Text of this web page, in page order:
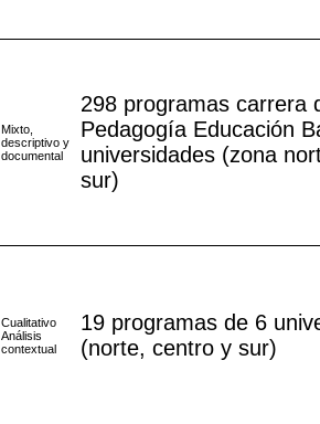
Mixto,
descriptivo y
documental
298 programas carrera
Pedagogía Educación
universidades (zona
sur)
Cualitativo
Análisis
contextual
19 programas de 6
(norte, centro y sur)